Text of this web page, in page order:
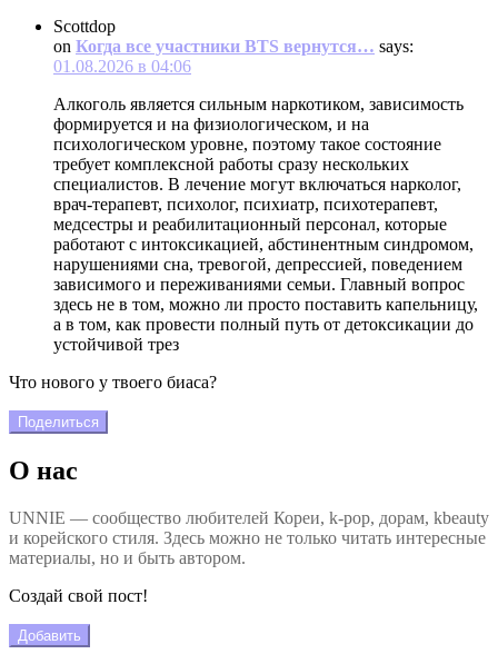
Scottdop
on Когда все участники BTS вернутся… says:
01.08.2026 в 04:06
Алкоголь является сильным наркотиком, зависимость
формируется и на физиологическом, и на
психологическом уровне, поэтому такое состояние
требует комплексной работы сразу нескольких
специалистов. В лечение могут включаться нарколог,
врач-терапевт, психолог, психиатр, психотерапевт,
медсестры и реабилитационный персонал, которые
работают с интоксикацией, абстинентным синдромом,
нарушениями сна, тревогой, депрессией, поведением
зависимого и переживаниями семьи. Главный вопрос
здесь не в том, можно ли просто поставить капельницу,
а в том, как провести полный путь от детоксикации до
устойчивой трез
Что нового у твоего биаса?
Поделиться
О нас
UNNIE — сообщество любителей Кореи, k-pop, дорам, kbeauty
и корейского стиля. Здесь можно не только читать интересные
материалы, но и быть автором.
Создай свой пост!
Добавить